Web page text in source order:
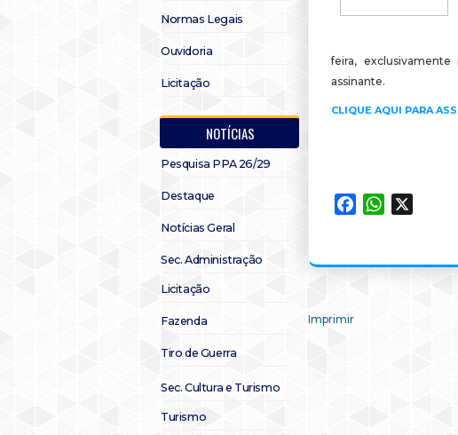
Normas Legais
Ouvidoria
Licitação
NOTÍCIAS
Pesquisa PPA 26/29
Destaque
Notícias Geral
Sec. Administração
Licitação
Fazenda
Tiro de Guerra
Sec. Cultura e Turismo
Turismo
feira,
assinante.
CLIQUE AQUI PARA
FacebookWhatsApp
Imprimir